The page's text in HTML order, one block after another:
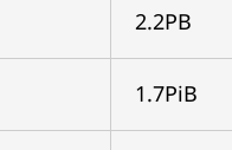
2.2PB
1.7PiB